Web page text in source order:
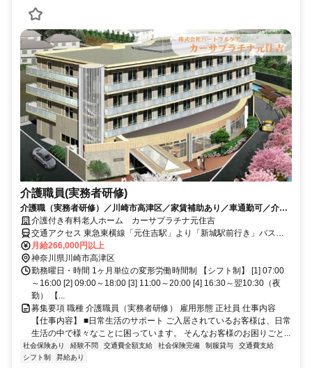
介護職員(実務者研修)
介護職（実務者研修）／川崎市高津区／家賃補助あり／車通勤可／介護
スタッフ募集中！
介護付き有料老人ホーム カーサプラチナ元住吉
交通アクセス 東急東横線「元住吉駅」より「新城駅前行き」バスで
約5分 「井田営業所前」バス停下車徒歩3分 自転車、バイク、車通勤
も可能です 車通勤希望の方は事前にご相談ください
月給266,000円以上
神奈川県川崎市高津区
勤務曜日・時間 1ヶ月単位の変形労働時間制 【シフト制】 [1] 07:00
～16:00 [2] 09:00～18:00 [3] 11:00～20:00 [4] 16:30～翌10:30（夜
勤） 【...
募集要項 職種 介護職員（実務者研修） 雇用形態 正社員 仕事内容
【仕事内容】 ■日常生活のサポート ご入居されているお客様は、日常
生活の中で様々なことに困っています。 そんなお客様のお困りごと...
社会保険あり 経験不問 交通費全額支給 社会保険完備 制服貸与
交通費支給
シフト制
昇給あり